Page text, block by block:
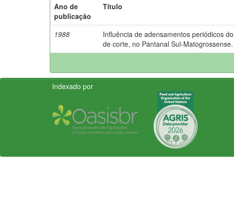
Ano de
publicação
Título
1988
Influência de adensamentos periódicos
de corte, no Pantanal Sul-Matogrossense.
Indexado por